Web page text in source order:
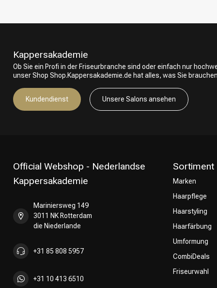
Kappersakademie
Ob Sie ein Profi in der Friseurbranche sind oder einfach nur
unser Shop Shop.Kappersakademie.de hat alles, was Sie
Kundendienst Unsere Salons ansehen
Official Webshop - Nederlandse
Kappersakademie
Mariniersweg 149
3011 NK Rotterdam
die Niederlande
+31 85 808 5957
+31 10 413 6510
Sortiment
Marken
Haarpflege
Haarstyling
Haarfärbung
Umformung
CombiDeals
Friseurwahl